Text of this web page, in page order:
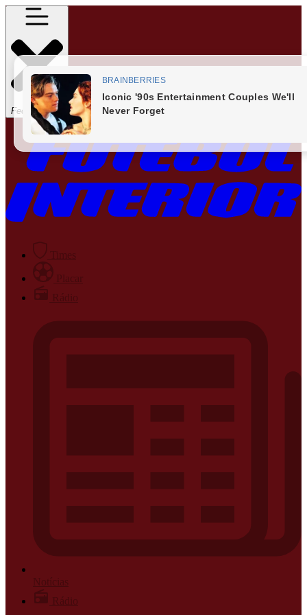
Fechar Menu
Times
Placar
Rádio
Notícias
Rádio